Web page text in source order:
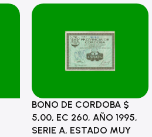
BONO DE CORDOBA $
5,00, EC 260, AÑO 1995,
SERIE A, ESTADO MUY